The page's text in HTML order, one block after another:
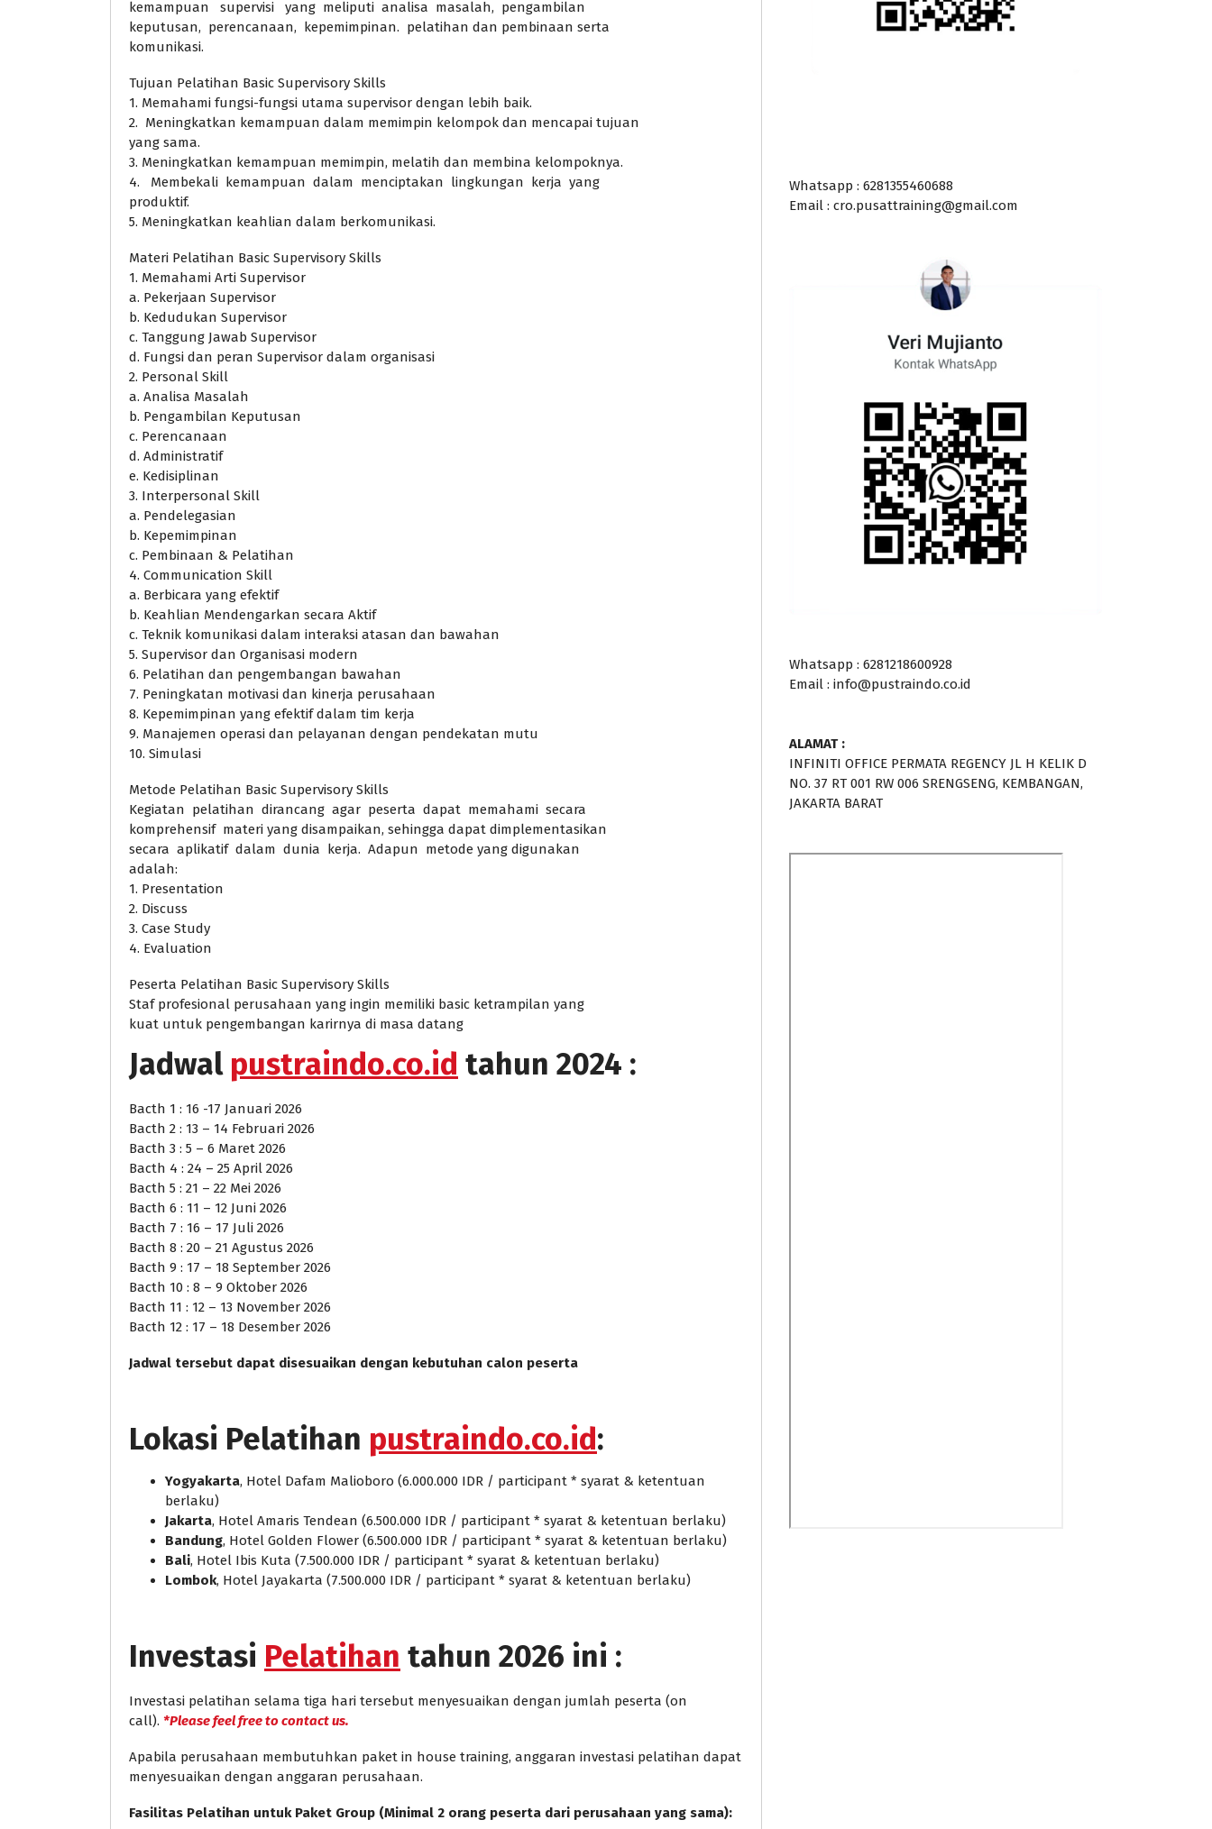
kemampuan supervisi yang meliputi analisa masalah, pengambilan
keputusan, perencanaan, kepemimpinan. pelatihan dan pembinaan serta
komunikasi.
Tujuan Pelatihan Basic Supervisory Skills
1. Memahami fungsi-fungsi utama supervisor dengan lebih baik.
2. Meningkatkan kemampuan dalam memimpin kelompok dan mencapai tujuan
yang sama.
3. Meningkatkan kemampuan memimpin, melatih dan membina kelompoknya.
4. Membekali kemampuan dalam menciptakan lingkungan kerja yang
produktif.
5. Meningkatkan keahlian dalam berkomunikasi.
Materi Pelatihan Basic Supervisory Skills
1. Memahami Arti Supervisor
a. Pekerjaan Supervisor
b. Kedudukan Supervisor
c. Tanggung Jawab Supervisor
d. Fungsi dan peran Supervisor dalam organisasi
2. Personal Skill
a. Analisa Masalah
b. Pengambilan Keputusan
c. Perencanaan
d. Administratif
e. Kedisiplinan
3. Interpersonal Skill
a. Pendelegasian
b. Kepemimpinan
c. Pembinaan & Pelatihan
4. Communication Skill
a. Berbicara yang efektif
b. Keahlian Mendengarkan secara Aktif
c. Teknik komunikasi dalam interaksi atasan dan bawahan
5. Supervisor dan Organisasi modern
6. Pelatihan dan pengembangan bawahan
7. Peningkatan motivasi dan kinerja perusahaan
8. Kepemimpinan yang efektif dalam tim kerja
9. Manajemen operasi dan pelayanan dengan pendekatan mutu
10. Simulasi
Metode Pelatihan Basic Supervisory Skills
Kegiatan pelatihan dirancang agar peserta dapat memahami secara
komprehensif materi yang disampaikan, sehingga dapat dimplementasikan
secara aplikatif dalam dunia kerja. Adapun metode yang digunakan
adalah:
1. Presentation
2. Discuss
3. Case Study
4. Evaluation
Peserta Pelatihan Basic Supervisory Skills
Staf profesional perusahaan yang ingin memiliki basic ketrampilan yang
kuat untuk pengembangan karirnya di masa datang
Jadwal pustraindo.co.id tahun 2024 :
Bacth 1 : 16 -17 Januari 2026
Bacth 2 : 13 – 14 Februari 2026
Bacth 3 : 5 – 6 Maret 2026
Bacth 4 : 24 – 25 April 2026
Bacth 5 : 21 – 22 Mei 2026
Bacth 6 : 11 – 12 Juni 2026
Bacth 7 : 16 – 17 Juli 2026
Bacth 8 : 20 – 21 Agustus 2026
Bacth 9 : 17 – 18 September 2026
Bacth 10 : 8 – 9 Oktober 2026
Bacth 11 : 12 – 13 November 2026
Bacth 12 : 17 – 18 Desember 2026
Jadwal tersebut dapat disesuaikan dengan kebutuhan calon peserta
Lokasi Pelatihan pustraindo.co.id:
Yogyakarta, Hotel Dafam Malioboro (6.000.000 IDR / participant * syarat & ketentuan
berlaku)
Jakarta, Hotel Amaris Tendean (6.500.000 IDR / participant * syarat & ketentuan berlaku)
Bandung, Hotel Golden Flower (6.500.000 IDR / participant * syarat & ketentuan berlaku)
Bali, Hotel Ibis Kuta (7.500.000 IDR / participant * syarat & ketentuan berlaku)
Lombok, Hotel Jayakarta (7.500.000 IDR / participant * syarat & ketentuan berlaku)
Investasi Pelatihan tahun 2026 ini :
Investasi pelatihan selama tiga hari tersebut menyesuaikan dengan jumlah peserta (on
call). *Please feel free to contact us.
Apabila perusahaan membutuhkan paket in house training, anggaran investasi pelatihan dapat
menyesuaikan dengan anggaran perusahaan.
Fasilitas Pelatihan untuk Paket Group (Minimal 2 orang peserta dari perusahaan yang sama):
Whatsapp : 6281355460688
Email : cro.pusattraining@gmail.com
Whatsapp : 6281218600928
Email : info@pustraindo.co.id
ALAMAT :
INFINITI OFFICE PERMATA REGENCY JL H KELIK D
NO. 37 RT 001 RW 006 SRENGSENG, KEMBANGAN,
JAKARTA BARAT